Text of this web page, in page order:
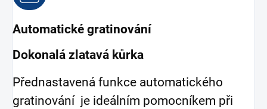
Automatické gratinování
Dokonalá zlatavá kůrka
Přednastavená funkce automatického
gratinování je ideálním pomocníkem při